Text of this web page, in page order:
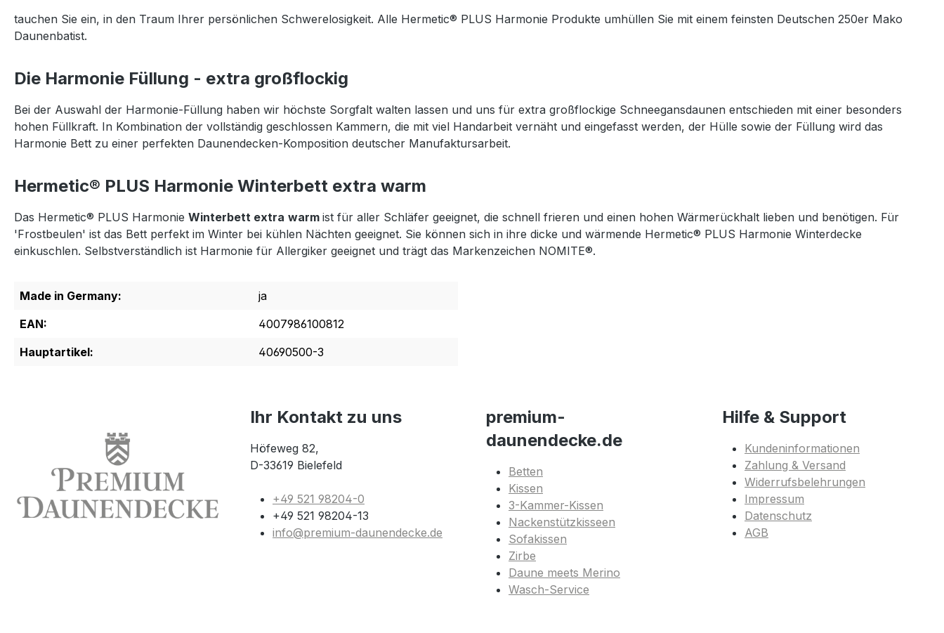
tauchen Sie ein, in den Traum Ihrer persönlichen Schwerelosigkeit. Alle Hermetic® PLUS Harmonie Produkte umhüllen Sie mit einem feinsten Deutschen 250er Mako
Daunenbatist.
Die Harmonie Füllung - extra großflockig
Bei der Auswahl der Harmonie-Füllung haben wir höchste Sorgfalt walten lassen und uns für extra großflockige Schneegansdaunen entschieden mit einer besonders
hohen Füllkraft. In Kombination der vollständig geschlossen Kammern, die mit viel Handarbeit vernäht und eingefasst werden, der Hülle sowie der Füllung wird das
Harmonie Bett zu einer perfekten Daunendecken-Komposition deutscher Manufaktursarbeit.
Hermetic® PLUS Harmonie Winterbett extra warm
Das Hermetic® PLUS Harmonie Winterbett extra warm ist für aller Schläfer geeignet, die schnell frieren und einen hohen Wärmerückhalt lieben und benötigen. Für
'Frostbeulen' ist das Bett perfekt im Winter bei kühlen Nächten geeignet. Sie können sich in ihre dicke und wärmende Hermetic® PLUS Harmonie Winterdecke
einkuschlen. Selbstverständlich ist Harmonie für Allergiker geeignet und trägt das Markenzeichen NOMITE®.
Made in Germany:
ja
EAN:
4007986100812
Hauptartikel:
40690500-3
Ihr Kontakt zu uns
Höfeweg 82,
D-33619 Bielefeld
+49 521 98204-0
+49 521 98204-13
info@premium-daunendecke.de
premium-
daunendecke.de
Betten
Kissen
3-Kammer-Kissen
Nackenstützkisseen
Sofakissen
Zirbe
Daune meets Merino
Wasch-Service
Hilfe & Support
Kundeninformationen
Zahlung & Versand
Widerrufsbelehrungen
Impressum
Datenschutz
AGB